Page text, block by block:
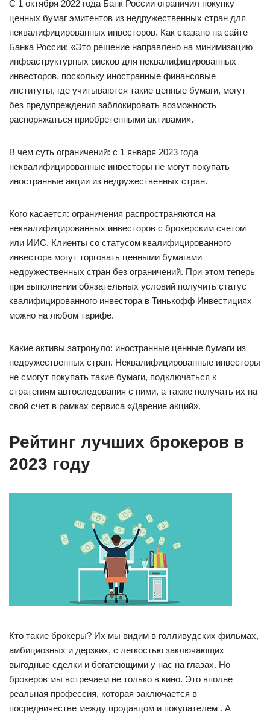
С 1 октября 2022 года Банк России ограничил покупку
ценных бумаг эмитентов из недружественных стран для
неквалифицированных инвесторов. Как сказано на сайте
Банка России: «Это решение направлено на минимизацию
инфраструктурных рисков для неквалифицированных
инвесторов, поскольку иностранные финансовые
институты, где учитываются такие ценные бумаги, могут
без предупреждения заблокировать возможность
распоряжаться приобретенными активами».
В чем суть ограничений: с 1 января 2023 года
неквалифицированные инвесторы не могут покупать
иностранные акции из недружественных стран.
Кого касается: ограничения распространяются на
неквалифицированных инвесторов с брокерским счетом
или ИИС. Клиенты со статусом квалифицированного
инвестора могут торговать ценными бумагами
недружественных стран без ограничений. При этом теперь
при выполнении обязательных условий получить статус
квалифицированного инвестора в Тинькофф Инвестициях
можно на любом тарифе.
Какие активы затронуло: иностранные ценные бумаги из
недружественных стран. Неквалифицированные инвесторы
не смогут покупать такие бумаги, подключаться к
стратегиям автоследования с ними, а также получать их на
свой счет в рамках сервиса «Дарение акций».
Рейтинг лучших брокеров в
2023 году
Кто такие брокеры? Их мы видим в голливудских фильмах,
амбициозных и дерзких, с легкостью заключающих
выгодные сделки и богатеющими у нас на глазах. Но
брокеров мы встречаем не только в кино. Это вполне
реальная профессия, которая заключается в
посредничестве между продавцом и покупателем . А